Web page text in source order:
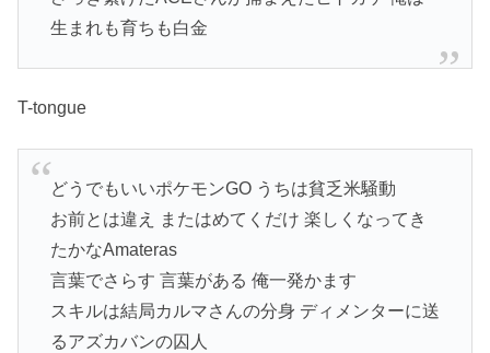
生まれも育ちも白金
T-tongue
どうでもいいポケモンGO うちは貧乏米騒動
お前とは違え またはめてくだけ 楽しくなってき
たかなAmateras
言葉でさらす 言葉がある 俺一発かます
スキルは結局カルマさんの分身 ディメンターに送
るアズカバンの囚人